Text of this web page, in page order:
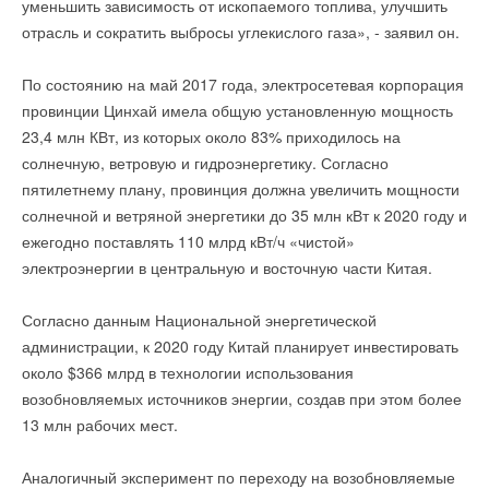
уменьшить зависимость от ископаемого топлива, улучшить
отрасль и сократить выбросы углекислого газа», - заявил он.
По состоянию на май 2017 года, электросетевая корпорация
провинции Цинхай имела общую установленную мощность
23,4 млн КВт, из которых около 83% приходилось на
солнечную, ветровую и гидроэнергетику. Согласно
пятилетнему плану, провинция должна увеличить мощности
солнечной и ветряной энергетики до 35 млн кВт к 2020 году и
ежегодно поставлять 110 млрд кВт/ч «чистой»
электроэнергии в центральную и восточную части Китая.
Согласно данным Национальной энергетической
администрации, к 2020 году Китай планирует инвестировать
около $366 млрд в технологии использования
возобновляемых источников энергии, создав при этом более
13 млн рабочих мест.
Аналогичный эксперимент по переходу на возобновляемые
шкафов управления, а также участок нестандартного
оборудования и новый центр управления испытательным
стендом.
И в завершение мероприятия, гостей пригласили на
официальное открытие сервисного центра насосного
оборудования Wilo, где руководитель департамента сервиса
«ВИЛО РУС» Анфиса Васильева перерезала ленточку на
стенде тестирования насосов и дала команду на проведение
теста.
Читайте по теме:
запасных частей
→
комментарии к новости (2)
ИСТОЧНИК:КОММЕРСАНТ
Считаете ли вы, что в РФ в достаточной мере
поддерживаются ВИЭ?
Этого не нужно делать!
Ваше имя *
→
Петербургский завод Bosch передали под управление
НОВОСТИ СОК 23 МАЯ 2024
НОВОСТИ СОК 21 МАЯ 2024
→
Путин передал структуре «Газпрома» управление
НОВОСТИ СОК 27 АПРЕЛЯ 2024
→
Bоsch и Buderus представили каталоги продукции и
решений на 2023 год
НОВОСТИ СОК 17 ЯНВАРЯ 2023
→
Новинка от Bosch - флагманская серия Climate Line
НОВОСТИ СОК 26 ОКТЯБРЯ 2022
→
Новый напольный конденсационный котел Buderus
Logano Plus KB472
→
Великолепная сотня: оборудование брендов Bosch и
Buderus признано лучшим
НОВОСТИ СОК 28 ЯНВАРЯ 2022
Уведомления отключены